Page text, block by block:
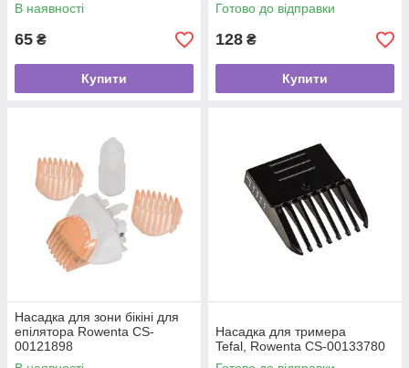
В наявності
65 ₴
Купити
Готово до відправки
128 ₴
Купити
Насадка для зони бікіні для
епілятора Rowenta CS-
00121898
Насадка для тримера
Tefal, Rowenta CS-00133780